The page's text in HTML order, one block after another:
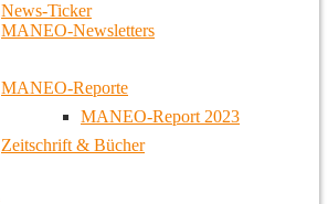
News-Ticker
MANEO-Newsletters
MANEO-Reporte
MANEO-Report 2023
Zeitschrift & Bücher